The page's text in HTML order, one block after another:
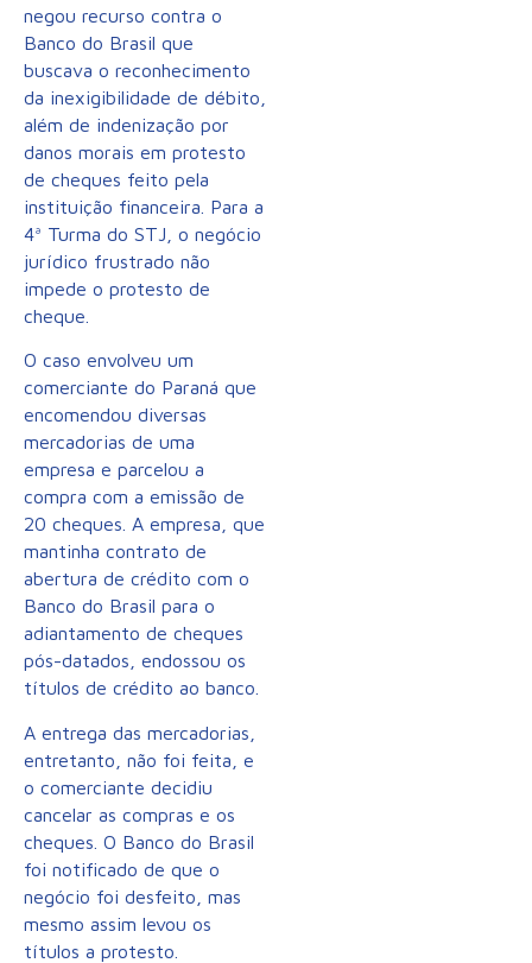
negou recurso contra o
Banco do Brasil que
buscava o reconhecimento
da inexigibilidade de débito,
além de indenização por
danos morais em protesto
de cheques feito pela
instituição financeira. Para a
4ª Turma do STJ, o negócio
jurídico frustrado não
impede o protesto de
cheque.
O caso envolveu um
comerciante do Paraná que
encomendou diversas
mercadorias de uma
empresa e parcelou a
compra com a emissão de
20 cheques. A empresa, que
mantinha contrato de
abertura de crédito com o
Banco do Brasil para o
adiantamento de cheques
pós-datados, endossou os
títulos de crédito ao banco.
A entrega das mercadorias,
entretanto, não foi feita, e
o comerciante decidiu
cancelar as compras e os
cheques. O Banco do Brasil
foi notificado de que o
negócio foi desfeito, mas
mesmo assim levou os
títulos a protesto.